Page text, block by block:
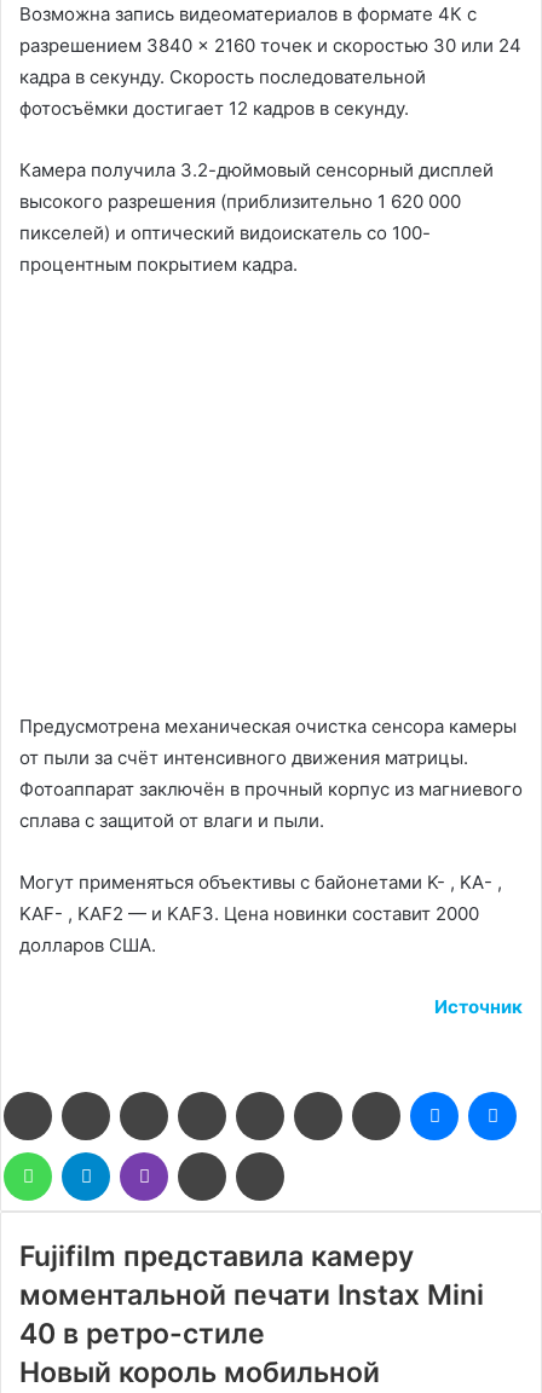
Возможна запись видеоматериалов в формате 4К с
разрешением 3840 × 2160 точек и скоростью 30 или 24
кадра в секунду. Скорость последовательной
фотосъёмки достигает 12 кадров в секунду.
Камера получила 3.2-дюймовый сенсорный дисплей
высокого разрешения (приблизительно 1 620 000
пикселей) и оптический видоискатель со 100-
процентным покрытием кадра.
Предусмотрена механическая очистка сенсора камеры
от пыли за счёт интенсивного движения матрицы.
Фотоаппарат заключён в прочный корпус из магниевого
сплава с защитой от влаги и пыли.
Могут применяться объективы с байонетами K- , KA- ,
KAF- , KAF2 — и KAF3. Цена новинки составит 2000
долларов США.
Источник
FacebookTwitter LinkedIn Pinterest Reddit ВконтактеОдноклассники
Messenger
WhatsAppTelegram Viber
Поделиться
через
электронную
Fujifilm представила камеру
моментальной печати Instax Mini
40 в ретро-стиле
Новый король мобильной